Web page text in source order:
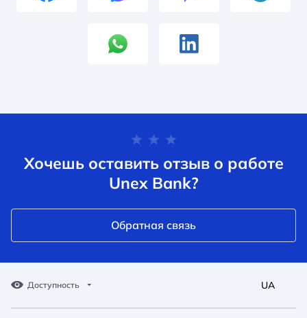
Хочешь оставить отзыв о работе
Unex Bank?
Обратная связь
Доступность UA